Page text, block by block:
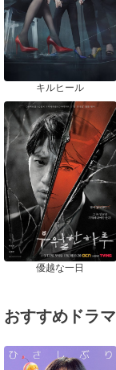
キルヒール
優越な一日
おすすめドラマ